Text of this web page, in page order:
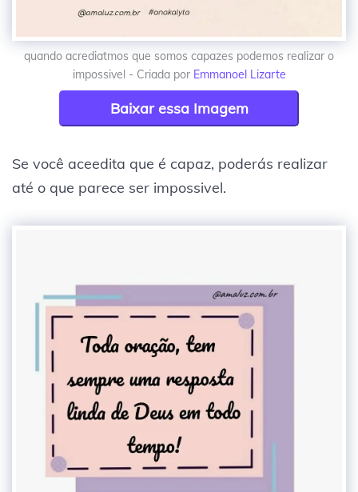
quando acrediatmos que somos capazes podemos realizar o
impossivel - Criada por Emmanoel Lizarte
Baixar essa Imagem
Se você aceedita que é capaz, poderás realizar
até o que parece ser impossivel.